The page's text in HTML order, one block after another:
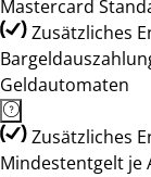
Mastercard
Zusätzliches
Geldautomaten
Zusätzliches
Mindestentgelt je